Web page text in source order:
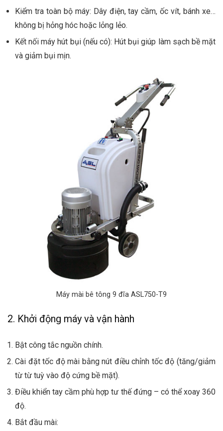
Kiểm tra toàn bộ máy: Dây điện, tay cầm, ốc vít, bánh xe…
không bị hỏng hóc hoặc lỏng lẻo.
Kết nối máy hút bụi (nếu có): Hút bụi giúp làm sạch bề mặt
và giảm bụi mịn.
Máy mài bê tông 9 đĩa ASL750-T9
2. Khởi động máy và vận hành
Bật công tắc nguồn chính.
Cài đặt tốc độ mài bằng nút điều chỉnh tốc độ (tăng/giảm
từ từ tuỳ vào độ cứng bề mặt).
Điều khiển tay cầm phù hợp tư thế đứng – có thể xoay 360
độ.
Bắt đầu mài: